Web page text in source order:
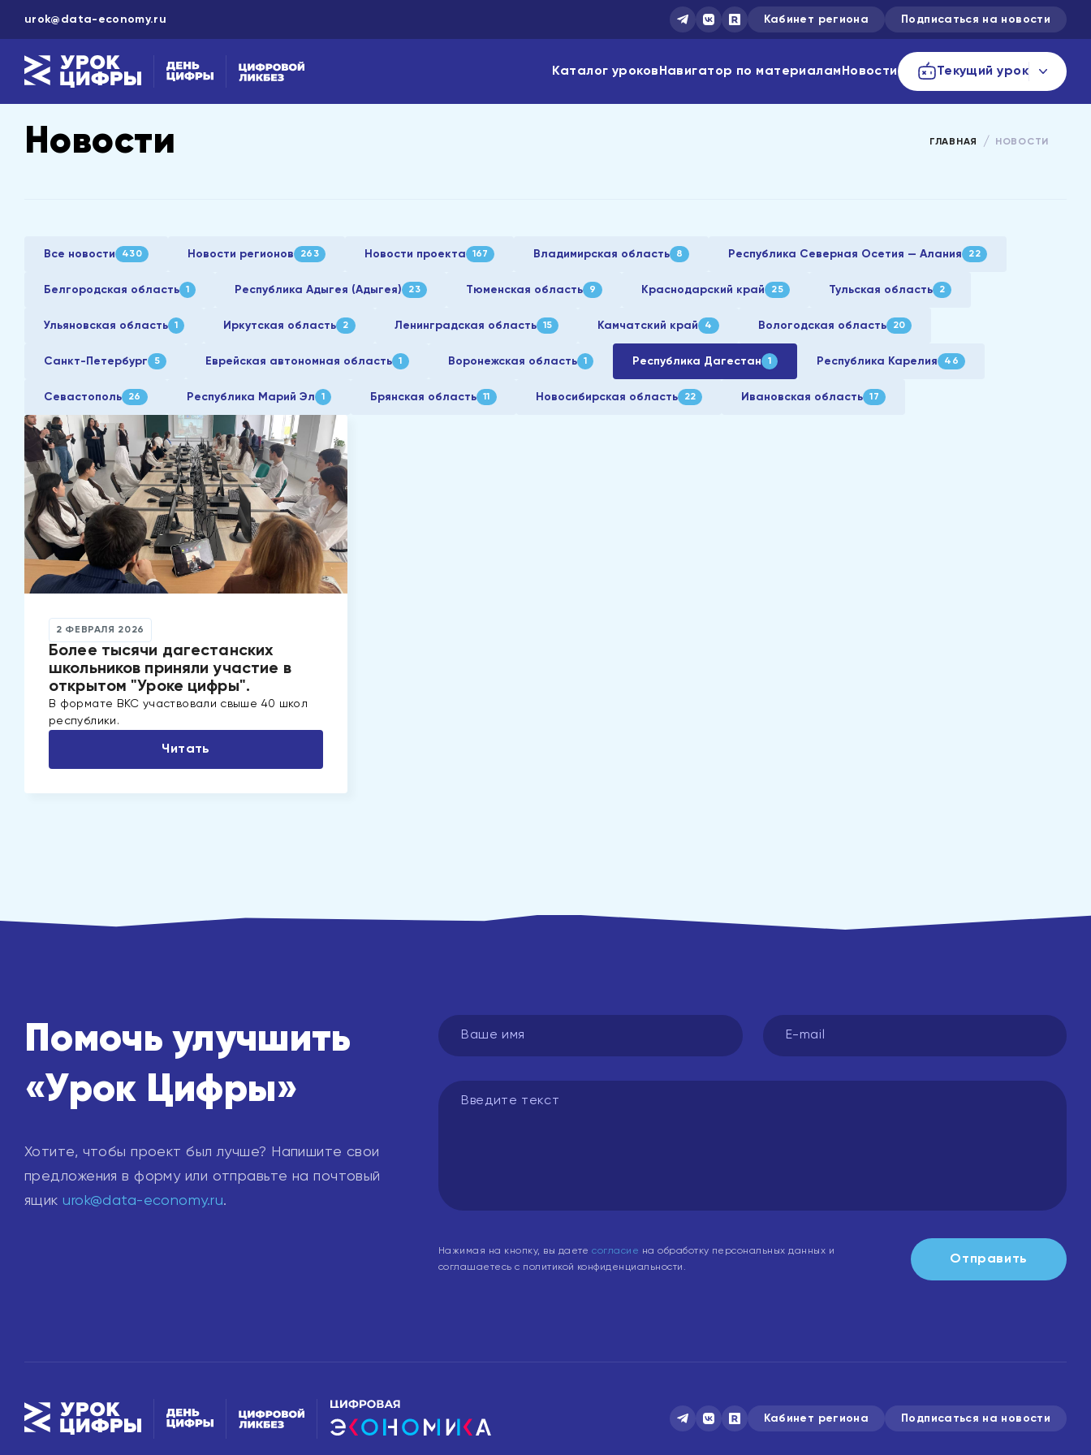
urok@data-economy.ru Кабинет региона Подписаться на новости
Каталог уроков Навигатор по материалам Новости Текущий урок
Новости ГЛАВНАЯ НОВОСТИ
Все новости 430 Новости регионов 263 Новости проекта 167 Владимирская область 8 Республика Северная Осетия — Алания 22
Белгородская область 1 Республика Адыгея (Адыгея) 23 Тюменская область 9 Краснодарский край 25 Тульская область 2
Ульяновская область 1 Иркутская область 2 Ленинградская область 15 Камчатский край 4 Вологодская область 20
Санкт-Петербург 5 Еврейская автономная область 1 Воронежская область 1 Республика Дагестан 1 Республика Карелия 46
Севастополь 26 Республика Марий Эл 1 Брянская область 11 Новосибирская область 22 Ивановская область 17
2 ФЕВРАЛЯ 2026
Более тысячи дагестанских
школьников приняли участие в
открытом "Уроке цифры".
В формате ВКС участвовали свыше 40 школ
республики.
Читать
Помочь улучшить
«Урок Цифры»
Хотите, чтобы проект был лучше? Напишите свои
предложения в форму или отправьте на почтовый
ящикurok@data-economy.ru.
Нажимая на кнопку, вы даетесогласие на обработку персональных данных и
соглашаетесь с политикой конфиденциальности.
Отправить
Кабинет региона Подписаться на новости